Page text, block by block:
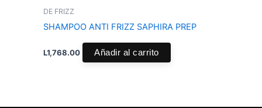
DE FRIZZ
SHAMPOO ANTI FRIZZ SAPHIRA PREP
L1,768.00 Añadir al carrito